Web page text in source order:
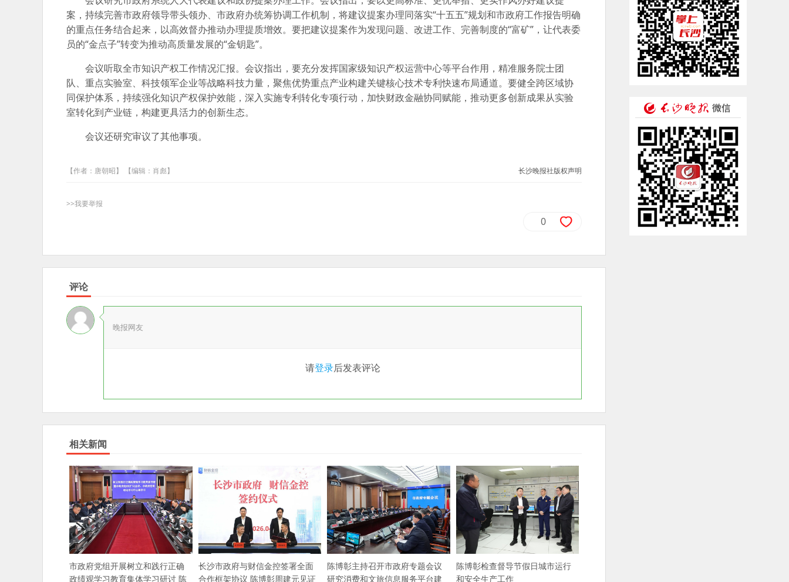
案，持续完善市政府领导带头领办、市政府办统筹协调工作机制，将建议提案办理同落实“十五五”规划和市政府工作报告明确
的重点任务结合起来，以高效督办推动办理提质增效。要把建议提案作为发现问题、改进工作、完善制度的“富矿”，让代表委
员的“金点子”转变为推动高质量发展的“金钥匙”。
会议听取全市知识产权工作情况汇报。会议指出，要充分发挥国家级知识产权运营中心等平台作用，精准服务院士团
队、重点实验室、科技领军企业等战略科技力量，聚焦优势重点产业构建关键核心技术专利快速布局通道。要健全跨区域协
同保护体系，持续强化知识产权保护效能，深入实施专利转化专项行动，加快财政金融协同赋能，推动更多创新成果从实验
室转化到产业链，构建更具活力的创新生态。
会议还研究审议了其他事项。
【作者：唐朝昭】 【编辑：肖彪】 长沙晚报社版权声明
>>我要举报
0
评论
晚报网友
请登录后发表评论
相关新闻
市政府党组开展树立和践行正确
政绩观学习教育集体学习研讨 陈
长沙市政府与财信金控签署全面
合作框架协议 陈博彰周建元见证
陈博彰主持召开市政府专题会议
研究消费和文旅信息服务平台建
陈博彰检查督导节假日城市运行
和安全生产工作